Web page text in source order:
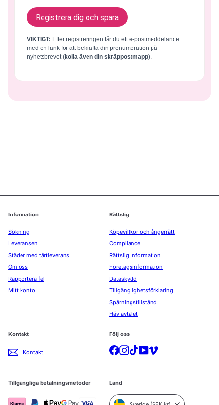
Registrera dig och spara
VIKTIGT: Efter registreringen får du ett e-postmeddelande
med en länk för att bekräfta din prenumeration på
nyhetsbrevet (kolla även din skräppostmapp).
Information
Sökning
Leveransen
Städer med tårtleverans
Om oss
Rapportera fel
Mitt konto
Rättslig
Köpevillkor och ångerrätt
Compliance
Rättslig information
Företagsinformation
Dataskydd
Tillgänglighetsförklaring
Spårningstillstånd
Häv avtalet
Kontakt
Kontakt
Följ oss
Facebook
Instagram
TikTokYouTube
Vimeo
Tillgängliga betalningsmetoder Land